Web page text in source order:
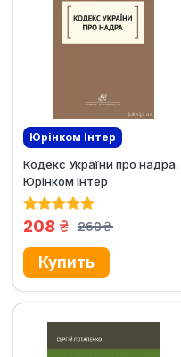
Юрінком Iнтер
Кодекс України про надра.
Юрінком Інтер
260
грн.
208 грн.